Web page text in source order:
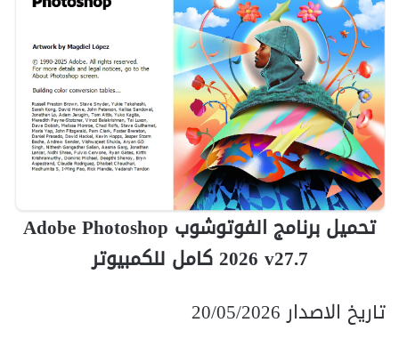
تحميل برنامج الفوتوشوب Adobe Photoshop
2026 v27.7 كامل للكمبيوتر
تاريخ الاصدار 20/05/2026